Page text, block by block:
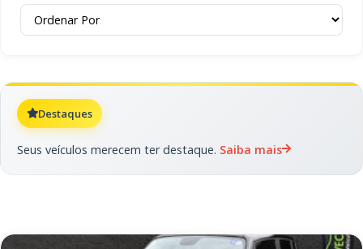
Destaques
Seus veículos merecem ter destaque. Saiba mais